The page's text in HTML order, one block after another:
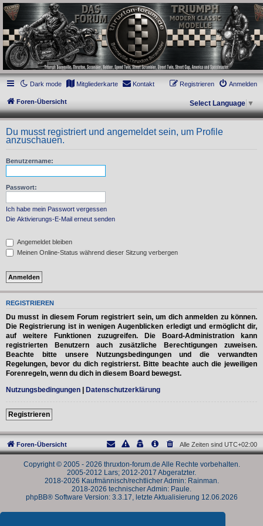
thruxton-forum.de
DAS FORUM! Alles rund um die Triumph Modern Classic Modelle. Das Forum für
die New Bonneville Baureihen ab BJ 2001. Triumph Bonneville, Thruxton,
Scrambler, Bobber, Speed Twin, Street Scrambler, Street Twin, Street Cup, America
und Speedmaster.
Dark mode
Mitgliederkarte Kontakt Anmelden
Registrieren
Foren-Übersicht Select Language ▼
Du musst registriert und angemeldet sein, um Profile
anzuschauen.
Benutzername:
Passwort:
Ich habe mein Passwort vergessen
Die Aktivierungs-E-Mail erneut senden
Angemeldet bleiben
Meinen Online-Status während dieser Sitzung verbergen
REGISTRIEREN
Du musst in diesem Forum registriert sein, um dich anmelden zu können.
Die Registrierung ist in wenigen Augenblicken erledigt und ermöglicht dir,
auf weitere Funktionen zuzugreifen. Die Board-Administration kann
registrierten Benutzern auch zusätzliche Berechtigungen zuweisen.
Beachte bitte unsere Nutzungsbedingungen und die verwandten
Regelungen, bevor du dich registrierst. Bitte beachte auch die jeweiligen
Forenregeln, wenn du dich in diesem Board bewegst.
Nutzungsbedingungen | Datenschutzerklärung
Registrieren
Foren-Übersicht Alle Zeiten sind UTC+02:00
Copyright © 2005 - 2026 thruxton-forum.de Alle Rechte vorbehalten.
2005-2012 Lars; 2012-2017 Abgeratzter.
2018-2026 Kaufmännisch/rechtlicher Admin: Rainman.
2018-2026 technischer Admin: Paule.
phpBB® Software Version: 3.3.17, letzte Aktualisierung 12.06.2026